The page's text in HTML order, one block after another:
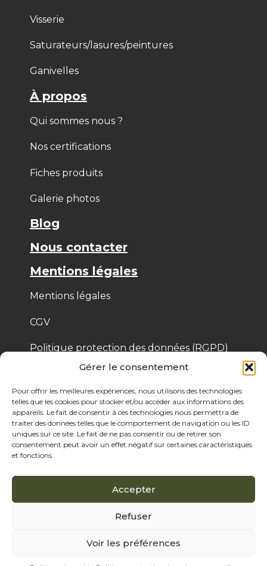
Gérer le consentement
Pour offrir les meilleures expériences, nous utilisons des technologies
telles que les cookies pour stocker et/ou accéder aux informations des
appareils. Le fait de consentir à ces technologies nous permettra de
traiter des données telles que le comportement de navigation ou les ID
uniques sur ce site. Le fait de ne pas consentir ou de retirer son
consentement peut avoir un effet négatif sur certaines caractéristiques
et fonctions.
Accepter
Refuser
Voir les préférences
Visserie
Saturateurs/lasures/peintures
Ganivelles
À propos
Qui sommes nous ?
Nos certifications
Fiches produits
Galerie photos
Blog
Nous contacter
Mentions légales
Mentions légales
CGV
Politique protection des données (RGPD)
Politique de cookies
© 2025 Bois de Pologne – Créé par Cassandre
Thibaut